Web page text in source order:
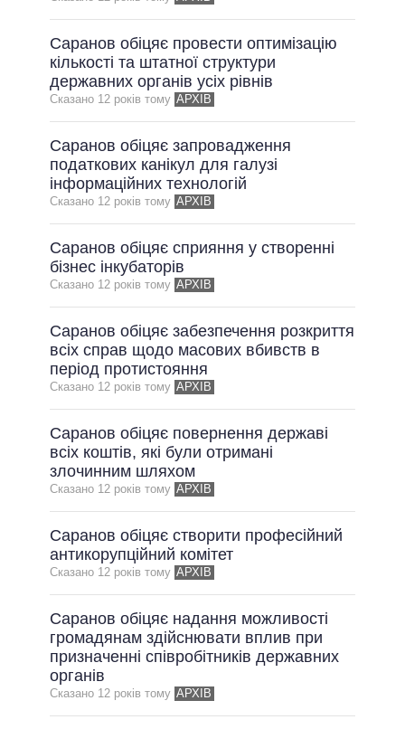
ВСІ ОБІЦЯНКИ
АРХІВНІ ОБІЦЯНКИ
Саранов обіцяє провести оптимізацію
кількості та штатної структури
державних органів усіх рівнів
Сказано 12 рокiв тому АРХІВ
Саранов обіцяє запровадження
податкових канікул для галузі
інформаційних технологій
Сказано 12 рокiв тому АРХІВ
Саранов обіцяє сприяння у створенні
бізнес інкубаторів
Сказано 12 рокiв тому АРХІВ
Саранов обіцяє забезпечення розкриття
всіх справ щодо масових вбивств в
період протистояння
Сказано 12 рокiв тому АРХІВ
Саранов обіцяє повернення державі
всіх коштів, які були отримані
злочинним шляхом
Сказано 12 рокiв тому АРХІВ
Саранов обіцяє створити професійний
антикорупційний комітет
Сказано 12 рокiв тому АРХІВ
Саранов обіцяє надання можливості
громадянам здійснювати вплив при
призначенні співробітників державних
органів
Сказано 12 рокiв тому АРХІВ